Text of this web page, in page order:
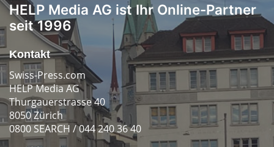
HELP Media AG ist Ihr Online-Partner
seit 1996
Kontakt
Swiss-Press.com
HELP Media AG
Thurgauerstrasse 40
8050 Zürich
0800 SEARCH / 044 240 36 40